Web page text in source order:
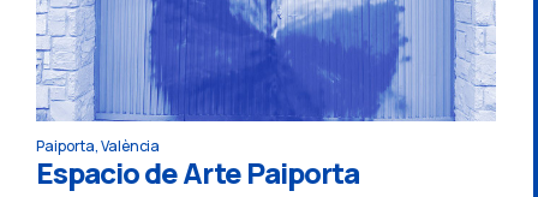
Paiporta, València
Espacio de Arte Paiporta